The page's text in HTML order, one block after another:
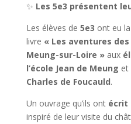
✨ Les 5e3 présentent
Les élèves de 5e3 ont eu
livre « Les aventures
Meung-sur-Loire »aux
l’école Jean de Meung et
Charles de Foucauld.
Un ouvrage qu’ils ont écrit
inspiré de leur visite du